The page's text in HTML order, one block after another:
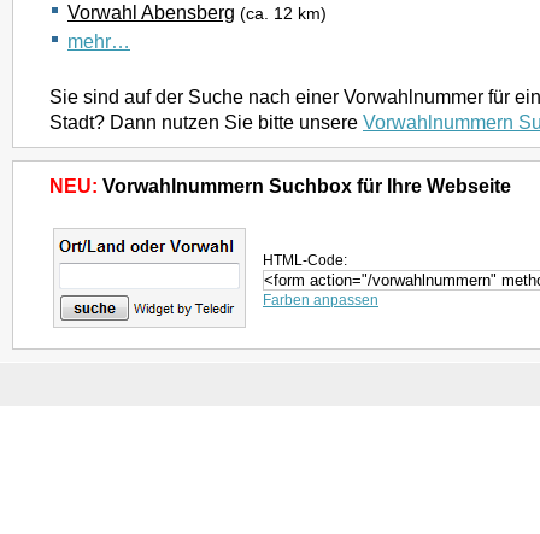
Vorwahl Abensberg (ca. 12 km)
mehr…
Sie sind auf der Suche nach einer Vorwahlnummer für
Stadt? Dann nutzen Sie bitte unsere Vorwahlnummern
NEU: Vorwahlnummern Suchbox für Ihre Webseite
HTML-Code:
Farben anpassen